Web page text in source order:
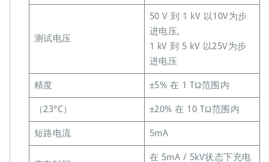
测试电压
50 V 到 1 kV 以10V为步
进电压,
1 kV 到 5 kV 以25V为步
进电压
精度 ±5% 在 1 TΩ范围内
（23°C） ±20% 在 10 TΩ范围内
短路电流 5mA
在 5mA / 5kV状态下充电